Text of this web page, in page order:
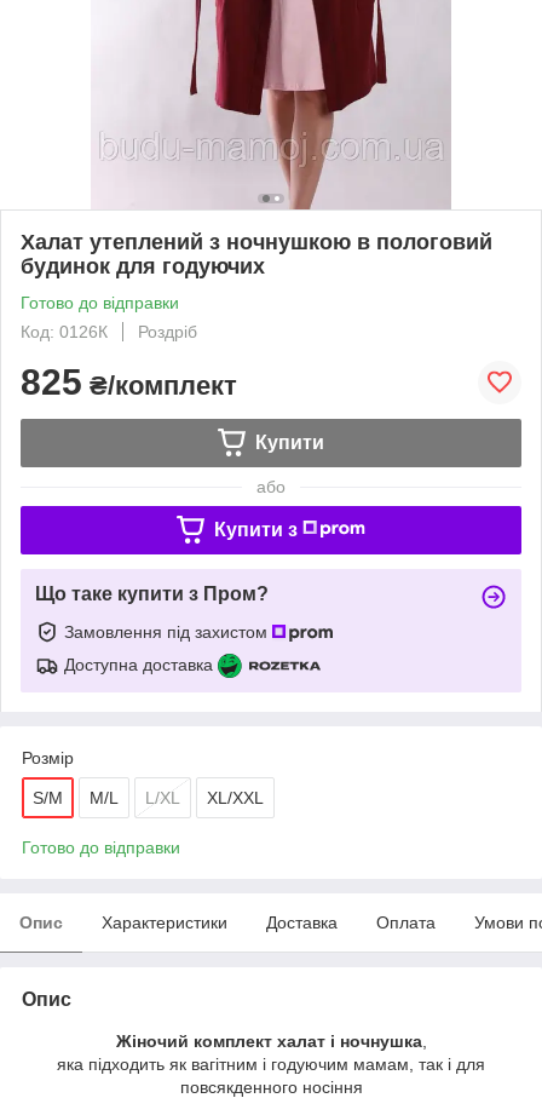
Халат утеплений з ночнушкою в пологовий
будинок для годуючих
Готово до відправки
Код: 0126К
Роздріб
825 ₴/комплект
Купити
або
Купити з
Що таке купити з Пром?
Замовлення під захистом
Доступна доставка
Розмір
S/M M/L L/XL XL/XXL
Готово до відправки
Опис Характеристики Доставка Оплата Умови
Опис
Жіночий комплект халат і ночнушка,
яка підходить як вагітним і годуючим мамам, так і для
повсякденного носіння